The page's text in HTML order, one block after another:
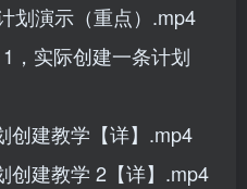
划演示（重点）.mp4
，实际创建一条计划
创建教学【详】.mp4
创建教学 2【详】.mp4